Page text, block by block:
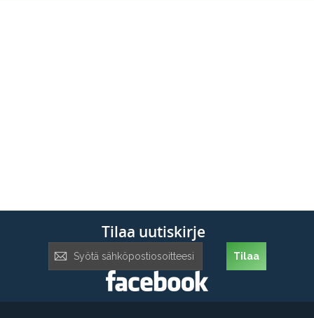
Tilaa uutiskirje
uutiskirje:
Tilaa